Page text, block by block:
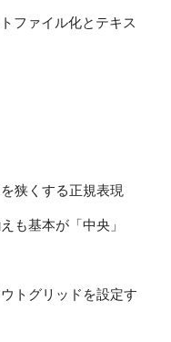
ファイル化とテキス
狭くする正規表現
も基本が「中央」
トグリッドを設定す